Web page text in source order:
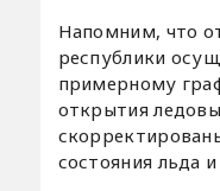
Напомним, что
республики
примерному
открытия
состояния льда